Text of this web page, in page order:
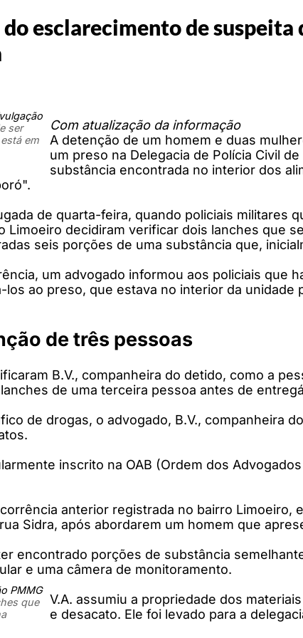
esclarecimento de suspeita
ser
em
Com atualização da informação
A detenção de um homem e duas
um preso na Delegacia de Polícia Civil
substância encontrada no interior dos
de quarta-feira, quando policiais militares
Limoeiro decidiram verificar dois lanches que
seis porções de uma substância que,
um advogado informou aos policiais que
ao preso, que estava no interior da unidade
de três pessoas
B.V., companheira do detido, como a
de uma terceira pessoa antes de
de drogas, o advogado, B.V., companheira
inscrito na OAB (Ordem dos
anterior registrada no bairro
Sidra, após abordarem um homem que
encontrado porções de substância
e uma câmera de monitoramento.
PMMG
que
V.A. assumiu a propriedade dos
e desacato. Ele foi levado para a